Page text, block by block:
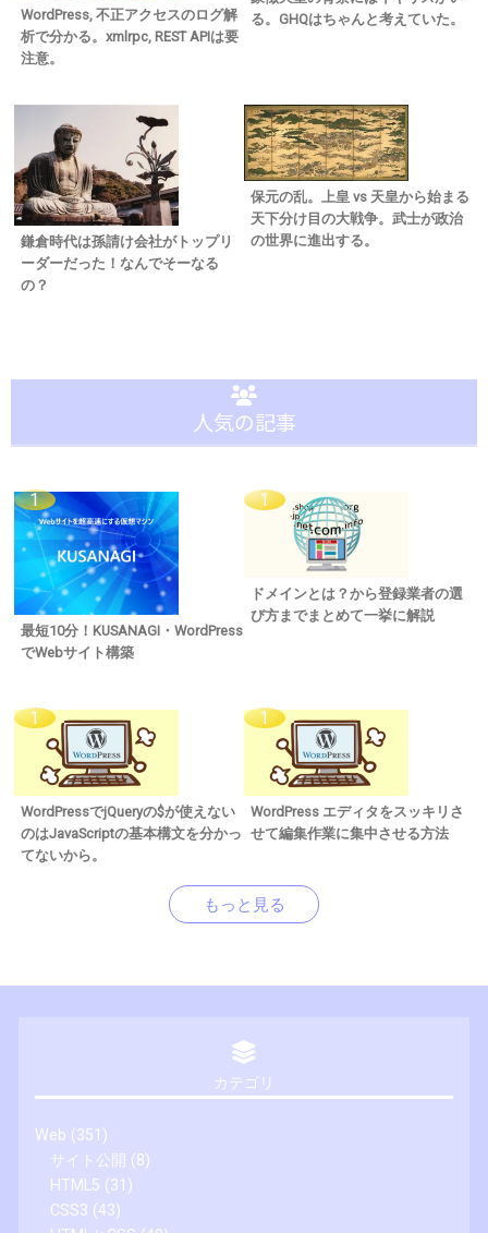
WordPress, 不正アクセスのログ解
析で分かる。xmlrpc, REST APIは要
注意。
る。GHQはちゃんと考えていた。
鎌倉時代は孫請け会社がトップリ
ーダーだった！なんでそーなる
の？
保元の乱。上皇 vs 天皇から始まる
天下分け目の大戦争。武士が政治
の世界に進出する。
人気の記事
最短10分！KUSANAGI・WordPress
でWebサイト構築
ドメインとは？から登録業者の選
び方までまとめて一挙に解説
WordPressでjQueryの$が使えない
のはJavaScriptの基本構文を分かっ
てないから。
WordPress エディタをスッキリさ
せて編集作業に集中させる方法
もっと見る
カテゴリ
Web (351)
サイト公開 (8)
HTML5 (31)
CSS3 (43)